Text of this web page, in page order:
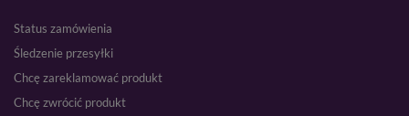
Status zamówienia
Śledzenie przesyłki
Chcę zareklamować produkt
Chcę zwrócić produkt